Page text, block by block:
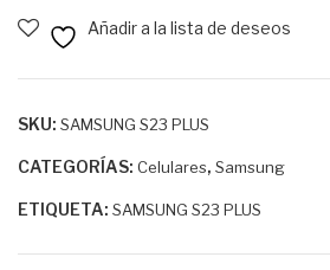
Añadir a la lista de deseos
SKU: SAMSUNG S23 PLUS
CATEGORÍAS: Celulares, Samsung
ETIQUETA: SAMSUNG S23 PLUS